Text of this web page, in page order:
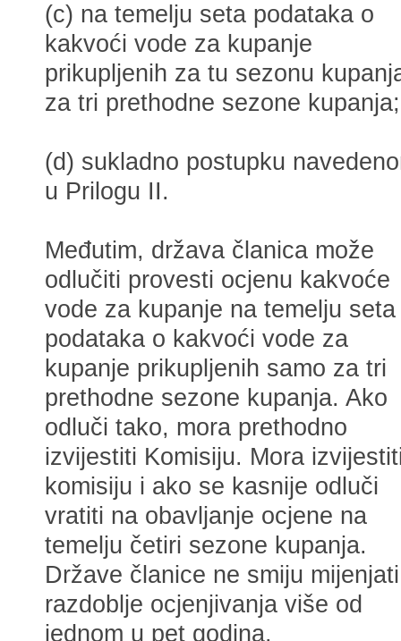
(c) na temelju seta podataka o
kakvoći vode za kupanje
prikupljenih za tu sezonu
za tri prethodne sezone
(d) sukladno postupku
u Prilogu II.
Međutim, država članica može
odlučiti provesti ocjenu kakvoće
vode za kupanje na temelju seta
podataka o kakvoći vode za
kupanje prikupljenih samo za tri
prethodne sezone kupanja. Ako
odluči tako, mora prethodno
izvijestiti Komisiju. Mora
komisiju i ako se kasnije odluči
vratiti na obavljanje ocjene na
temelju četiri sezone kupanja.
Države članice ne smiju mijenjati
razdoblje ocjenjivanja više od
jednom u pet godina.